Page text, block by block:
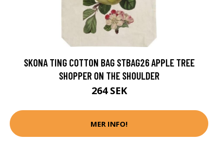
SKONA TING COTTON BAG STBAG26 APPLE TREE
SHOPPER ON THE SHOULDER
264 SEK
MER INFO!